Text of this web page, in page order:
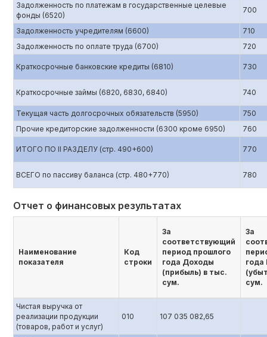
Задолженность по платежам в государственные целевые
фонды (6520)
700
Задолженность учредителям (6600)
710
Задолженность по оплате труда (6700)
720
Краткосрочные банковские кредиты (6810) 730
Краткосрочные займы (6820, 6830, 6840) 740
Текущая часть долгосрочных обязательств (5950)
750
Прочие кредиторские задолженности (6300 кроме 6950)
760
ИТОГО ПО II РАЗДЕЛУ (стр. 490+600) 770
ВСЕГО по пассиву баланса (стр. 480+770) 780
Отчет о финансовых результатах
Наименование
показателя
Код
строки
За
соответствующий
период прошлого
года Доходы
(прибыль) в тыс.
сум.
За
года
сум.
Чистая выручка от
реализации продукции
(товаров, работ и услуг)
010 107 035 082,65